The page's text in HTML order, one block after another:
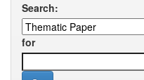
Search:
for